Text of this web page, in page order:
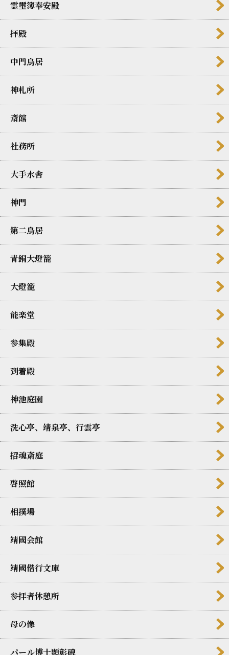
霊璽簿奉安殿
拝殿
中門鳥居
神札所
斎館
社務所
大手水舎
神門
第二鳥居
青銅大燈籠
大燈籠
能楽堂
参集殿
到着殿
神池庭園
洗心亭、靖泉亭、行雲亭
招魂斎庭
啓照館
相撲場
靖國会館
靖國偕行文庫
参拝者休憩所
母の像
パール博士顕彰碑